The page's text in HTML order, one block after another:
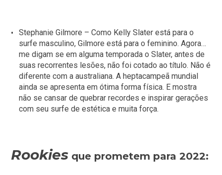
Stephanie Gilmore – Como Kelly Slater está para o
surfe masculino, Gilmore está para o feminino. Agora…
me digam se em alguma temporada o Slater, antes de
suas recorrentes lesões, não foi cotado ao título. Não é
diferente com a australiana. A heptacampeã mundial
ainda se apresenta em ótima forma física. E mostra
não se cansar de quebrar recordes e inspirar gerações
com seu surfe de estética e muita força.
Rookies que prometem para 2022: